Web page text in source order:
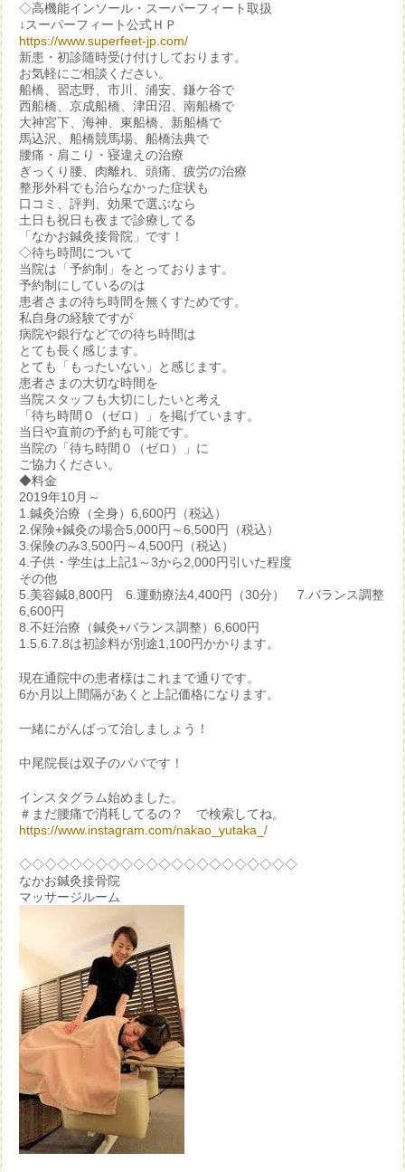
◇高機能インソール・スーパーフィート取扱
↓スーパーフィート公式ＨＰ
https://www.superfeet-jp.com/
新患・初診随時受け付けしております。
お気軽にご相談ください。
船橋、習志野、市川、浦安、鎌ケ谷で
西船橋、京成船橋、津田沼、南船橋で
大神宮下、海神、東船橋、新船橋で
馬込沢、船橋競馬場、船橋法典で
腰痛・肩こり・寝違えの治療
ぎっくり腰、肉離れ、頭痛、疲労の治療
整形外科でも治らなかった症状も
口コミ、評判、効果で選ぶなら
土日も祝日も夜まで診療してる
「なかお鍼灸接骨院」です！
◇待ち時間について
当院は「予約制」をとっております。
予約制にしているのは
患者さまの待ち時間を無くすためです。
私自身の経験ですが
病院や銀行などでの待ち時間は
とても長く感じます。
とても「もったいない」と感じます。
患者さまの大切な時間を
当院スタッフも大切にしたいと考え
「待ち時間０（ゼロ）」を掲げています。
当日や直前の予約も可能です。
当院の「待ち時間０（ゼロ）」に
ご協力ください。
◆料金
2019年10月～
1.鍼灸治療（全身）6,600円（税込）
2.保険+鍼灸の場合5,000円～6,500円（税込）
3.保険のみ3,500円～4,500円（税込）
4.子供・学生は上記1～3から2,000円引いた程度
その他
5.美容鍼8,800円 6.運動療法4,400円（30分） 7.バランス調整
6,600円
8.不妊治療（鍼灸+バランス調整）6,600円
1.5.6.7.8は初診料が別途1,100円かかります。
現在通院中の患者様はこれまで通りです。
6か月以上間隔があくと上記価格になります。
一緒にがんばって治しましょう！
中尾院長は双子のパパです！
インスタグラム始めました。
＃まだ腰痛で消耗してるの？ で検索してね。
https://www.instagram.com/nakao_yutaka_/
◇◇◇◇◇◇◇◇◇◇◇◇◇◇◇◇◇◇◇◇◇◇
なかお鍼灸接骨院
マッサージルーム